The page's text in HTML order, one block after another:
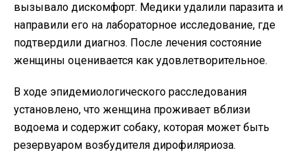
вызывало дискомфорт. Медики удалили паразита и
направили его на лабораторное исследование, где
подтвердили диагноз. После лечения состояние
женщины оценивается как удовлетворительное.
В ходе эпидемиологического расследования
установлено, что женщина проживает вблизи
водоема и содержит собаку, которая может быть
резервуаром возбудителя дирофиляриоза.